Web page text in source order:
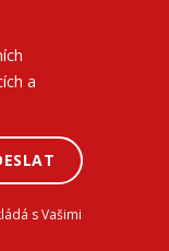
a
s Vašimi